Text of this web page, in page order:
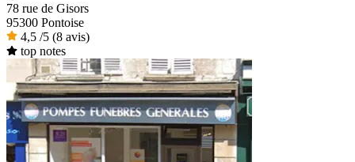
78 rue de Gisors
95300 Pontoise
4,5 /5 (8 avis)
top notes